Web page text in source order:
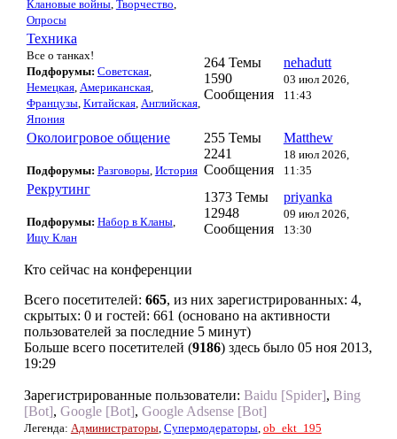
Клановые войны, Творчество,
Опросы
Техника
Все о танках!
Подфорумы: Советская,
Немецкая, Американская,
Французы, Китайская, Английская,
Япония
264 Темы
1590
Сообщения
nehadutt
03 июл 2026,
11:43
Околоигровое общение
Подфорумы: Разговоры, История
255 Темы
2241
Сообщения
Matthew
18 июл 2026,
11:35
Рекрутинг
Подфорумы: Набор в Кланы,
Ищу Клан
1373 Темы
12948
Сообщения
priyanka
09 июл 2026,
13:30
Кто сейчас на конференции
Всего посетителей: 665, из них зарегистрированных: 4,
скрытых: 0 и гостей: 661 (основано на активности
пользователей за последние 5 минут)
Больше всего посетителей (9186) здесь было 05 ноя 2013,
19:29
Зарегистрированные пользователи: Baidu [Spider], Bing
[Bot], Google [Bot], Google Adsense [Bot]
Легенда: Администраторы, Супермодераторы, ob_ekt_195